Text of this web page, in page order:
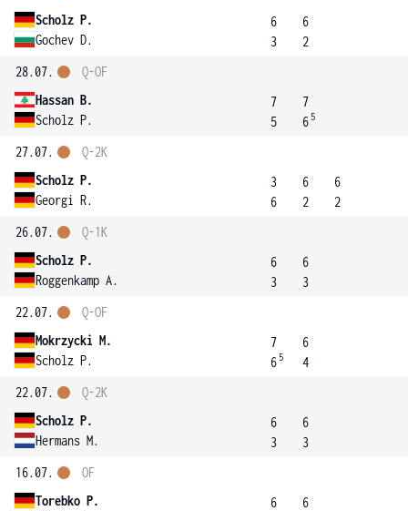
Scholz P.
Gochev D.
6
3
6
2
28.07.
Hassan B.
Scholz P.
Q-OF
7
5
7
6 5
27.07.
Scholz P.
Georgi R.
Q-2K
3
6
6
2
6
2
26.07.
Scholz P.
Roggenkamp A.
Q-1K
6
3
6
3
22.07.
Mokrzycki M.
Scholz P.
Q-OF
7
6 5
6
4
22.07.
Scholz P.
Hermans M.
Q-2K
6
3
6
3
16.07.
Torebko P.
OF
6
6